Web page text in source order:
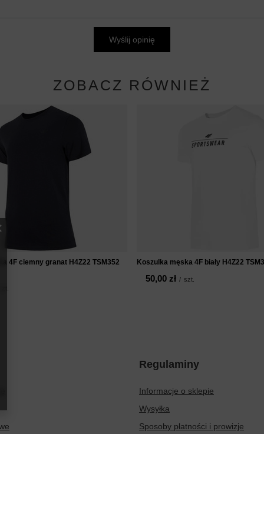
Wyślij opinię
ZOBACZ RÓWNIEŻ
4F ciemny granat H4Z22 TSM352
Koszulka męska 4F biały H4Z22
50,00 zł / szt.
Regulaminy
Informacje o sklepie
Wysyłka
Sposoby płatności i prowizje